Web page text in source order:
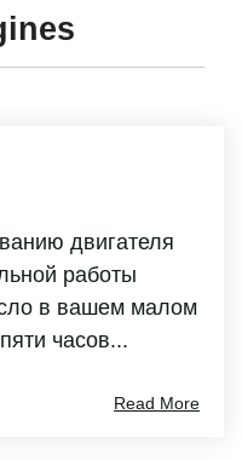
двигателя
работы
в вашем малом
часов...
Read More